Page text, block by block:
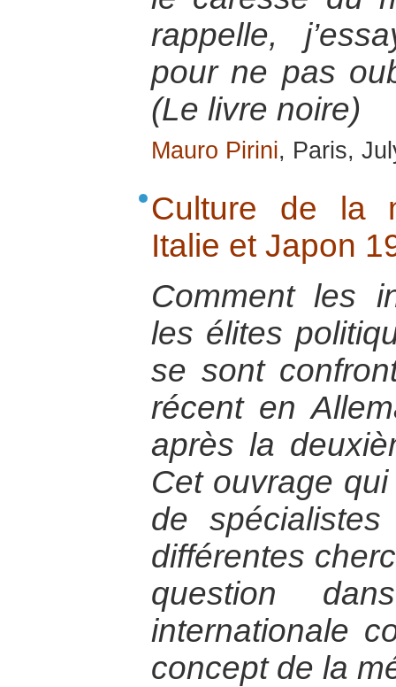
rappelle,
pour ne pas
(Le livre noire)
Mauro Pirini, Paris,
Culture de la
Italie et Japon
Comment les
les élites
se sont
récent en
après la
Cet ouvrage
de
différentes
question
internationale
concept de la